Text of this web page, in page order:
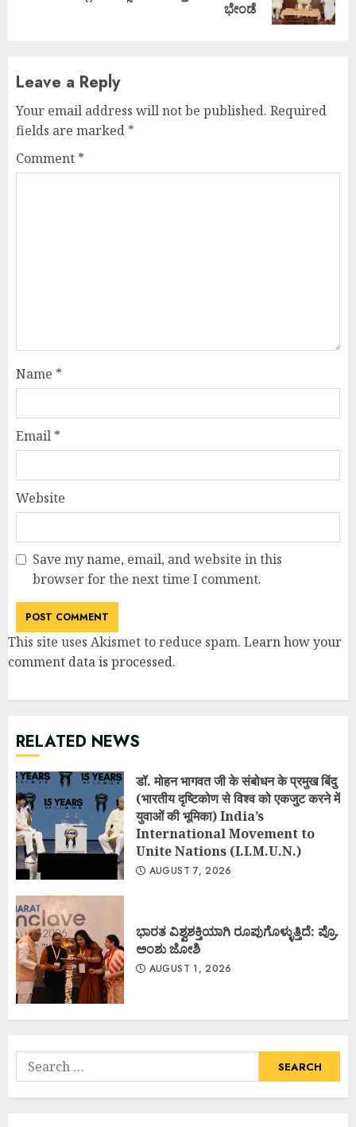
ಭೇಂಡೆ
Leave a Reply
Your email address will not be published. Required
fields are marked *
Comment *
Name *
Email *
Website
Save my name, email, and website in this
browser for the next time I comment.
This site uses Akismet to reduce spam. Learn how your
comment data is processed.
RELATED NEWS
डॉ. मोहन भागवत जी के संबोधन के प्रमुख बिंदु
(भारतीय दृष्टिकोण से विश्व को एकजुट करने में
युवाओं की भूमिका) India’s
International Movement to
Unite Nations (I.I.M.U.N.)
AUGUST 7, 2026
ಭಾರತ ವಿಶ್ವಶಕ್ತಿಯಾಗಿ ರೂಪುಗೊಳ್ಳುತ್ತಿದೆ: ಪ್ರೊ.
ಅಂಶು ಜೋಶಿ
AUGUST 1, 2026
Search
for: